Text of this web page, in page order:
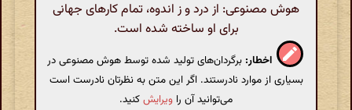
هوش مصنوعی: از درد و ز اندوه، تمام کارهای جهانی
برای او ساخته شده است.
اخطار: برگردان‌های تولید شده توسط هوش مصنوعی در
بسیاری از موارد نادرستند. اگر این متن به نظرتان نادرست است
می‌توانید آن را ویرایشکنید.